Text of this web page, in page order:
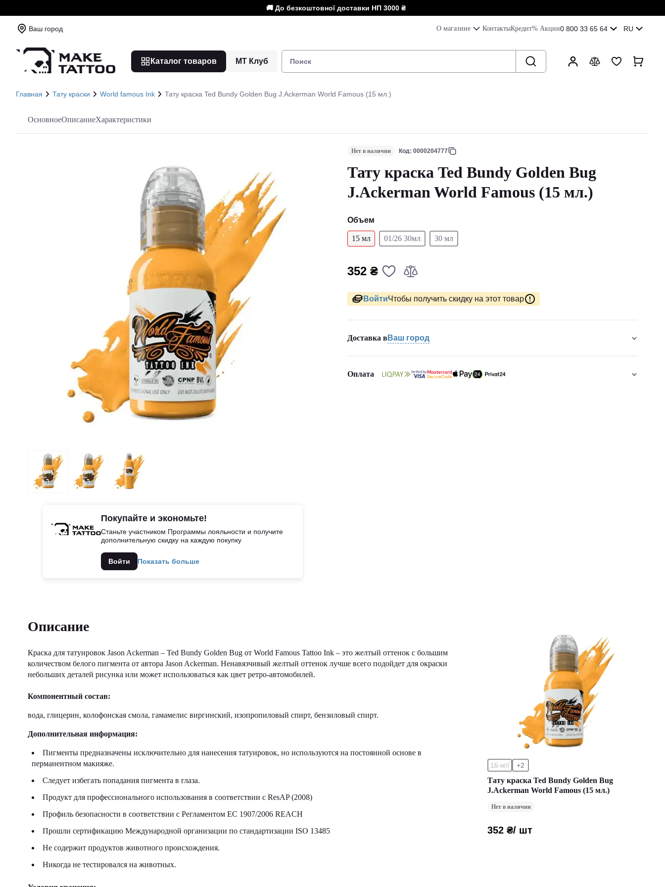
🚚 До безкоштовної доставки НП 3000 ₴
Ваш город О магазине КонтактыКредит% Акции0 800 33 65 64 RU
Каталог товаров МТ Клуб
Главная Тату краски World famous Ink Тату краска Ted Bundy Golden Bug J.Ackerman World Famous (15 мл.)
ОсновноеОписаниеХарактеристики
Покупайте и экономьте!
Станьте участником Программы лояльности и получите
дополнительную скидку на каждую покупку
Войти Показать больше
Нет в наличии Код: 0000204777
Тату краска Ted Bundy Golden Bug
J.Ackerman World Famous (15 мл.)
Объем
15 мл 01/26 30мл 30 мл
352 ₴
ВойтиЧтобы получить скидку на этот товар
Доставка в Ваш город
Оплата
Описание
Краска для татуировок Jason Ackerman – Ted Bundy Golden Bug от World Famous Tattoo Ink – это желтый оттенок с большим
количеством белого пигмента от автора Jason Ackerman. Ненавязчивый желтый оттенок лучше всего подойдет для окраски
небольших деталей рисунка или может использоваться как цвет ретро-автомобилей.
Компонентный состав:
вода, глицерин, колофонская смола, гамамелис виргинский, изопропиловый спирт, бензиловый спирт.
Дополнительная информация:
Пигменты предназначены исключительно для нанесения татуировок, но используются на постоянной основе в
перманентном макияже.
Следует избегать попадания пигмента в глаза.
Продукт для профессионального использования в соответствии с ResAP (2008)
Профиль безопасности в соответствии с Регламентом ЕС 1907/2006 REACH
Прошли сертификацию Международной организации по стандартизации ISO 13485
Не содержит продуктов животного происхождения.
Никогда не тестировался на животных.
15 мл +2
Тату краска Ted Bundy Golden Bug
J.Ackerman World Famous (15 мл.)
Нет в наличии
352 ₴/ шт